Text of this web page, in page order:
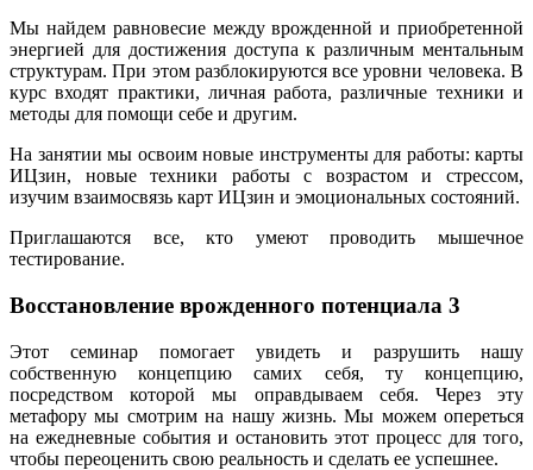
Мы найдем равновесие между врожденной и приобретенной
энергией для достижения доступа к различным ментальным
структурам. При этом разблокируются все уровни человека. В
курс входят практики, личная работа, различные техники и
методы для помощи себе и другим.
На занятии мы освоим новые инструменты для работы: карты
ИЦзин, новые техники работы с возрастом и стрессом,
изучим взаимосвязь карт ИЦзин и эмоциональных состояний.
Приглашаются все, кто умеют проводить мышечное
тестирование.
Восстановление врожденного потенциала 3
Этот семинар помогает увидеть и разрушить нашу
собственную концепцию самих себя, ту концепцию,
посредством которой мы оправдываем себя. Через эту
метафору мы смотрим на нашу жизнь. Мы можем опереться
на ежедневные события и остановить этот процесс для того,
чтобы переоценить свою реальность и сделать ее успешнее.